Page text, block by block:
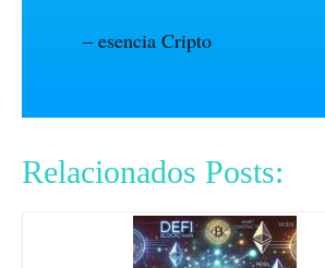
– esencia Cripto
Relacionados Posts: